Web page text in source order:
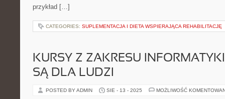
przykład […]
CATEGORIES: SUPLEMENTACJA I DIETA WSPIERAJĄCA REHABILITACJĘ
KURSY Z ZAKRESU
SĄ DLA LUDZI
POSTED BY ADMIN SIE - 13 - 2025 MOŻLIWOŚĆ